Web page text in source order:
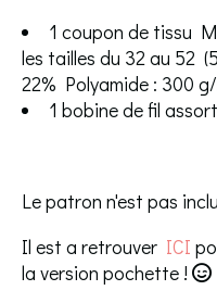
1 coupon de tissu
les tailles du 32 au 52
22% Polyamide : 300
1 bobine de fil
Le patron n'est pas
Il est a retrouver ICI
la version pochette ! 